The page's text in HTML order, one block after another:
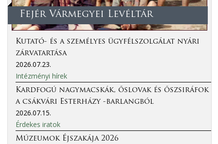
Fejér Vármegyei Levéltár
Kutató- és a személyes ügyfélszolgálat nyári
zárvatartása
2026.07.23.
Intézményi hírek
Kardfogú nagymacskák, őslovak és őszsiráfok
a csákvári Esterházy -barlangból
2026.07.15.
Érdekes iratok
Múzeumok Éjszakája 2026